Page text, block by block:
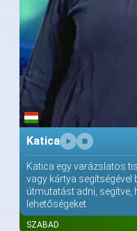
Katica
Katica egy varázslatos
vagy kártya segítségével
útmutatást adni, segítve,
lehetőségeket
SZABAD